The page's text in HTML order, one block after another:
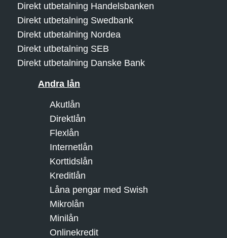
Direkt utbetalning Handelsbanken
Direkt utbetalning Swedbank
Direkt utbetalning Nordea
Direkt utbetalning SEB
Direkt utbetalning Danske Bank
Andra lån
Akutlån
Direktlån
Flexlån
Internetlån
Korttidslån
Kreditlån
Låna pengar med Swish
Mikrolån
Minilån
Onlinekredit